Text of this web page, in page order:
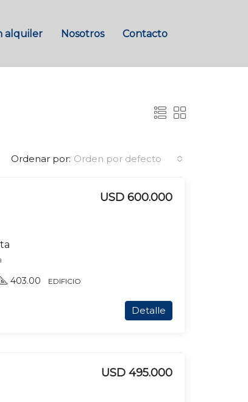
alquiler Nosotros Contacto
Ordenar por: Orden por defecto
USD 600.000
403.00 EDIFICIO
Detalle
USD 495.000